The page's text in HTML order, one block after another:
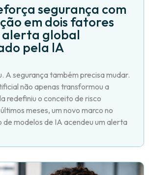
segurança com
em dois fatores
alerta global
pela IA
A segurança também precisa mudar.
não apenas transformou a
redefiniu o conceito de risco
meses, um novo marco no
de modelos de IA acendeu um alerta